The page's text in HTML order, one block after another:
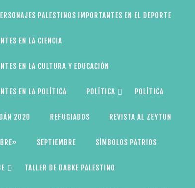
PALESTINOS IMPORTANTES EN EL DEPORTE
EN LA CIENCIA
EN LA CULTURA Y EDUCACIÓN
EN LA POLÍTICA POLÍTICA POLÍTICA
2020 REFUGIADOS REVISTA AL ZEYTUN
SEPTIEMBRE SÍMBOLOS PATRIOS
TALLER DE DABKE PALESTINO